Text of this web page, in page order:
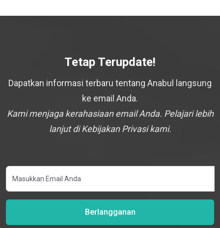
Tetap Terupdate!
Dapatkan informasi terbaru tentang Anabul langsung
ke email Anda.
Kami menjaga kerahasiaan email Anda. Pelajari lebih
lanjut di Kebijakan Privasi kami.
Berlangganan